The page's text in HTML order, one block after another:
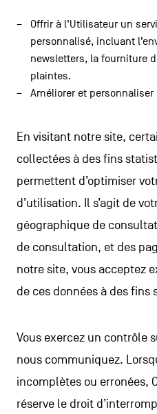
Offrir à l’Utilisateur un
personnalisé, incluant
newsletters, la fourniture
plaintes.
Améliorer et
En visitant notre site,
collectées à des fins
permettent d’optimiser
d’utilisation. Il s’agit de
géographique de
de consultation, et des
notre site, vous acceptez
de ces données à des fins
Vous exercez un contrôle
nous communiquez.
incomplètes ou erronées,
réserve le droit